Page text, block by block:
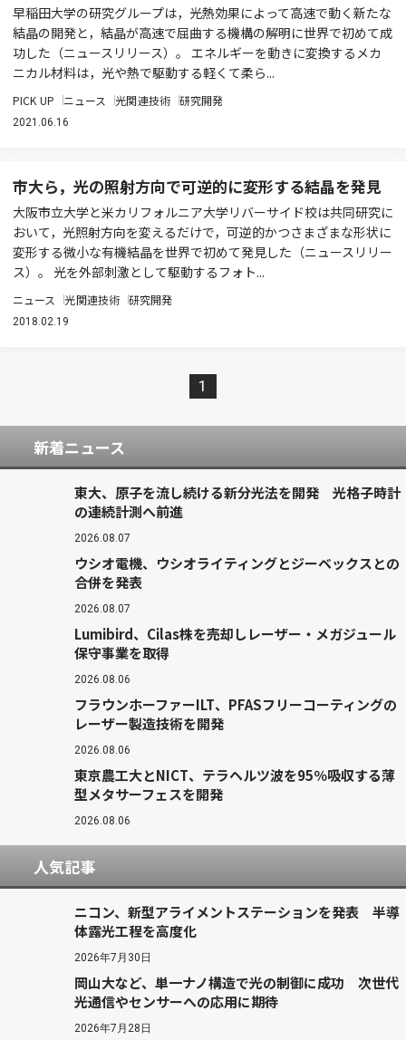
早稲田大学の研究グループは，光熱効果によって高速で動く新たな
結晶の開発と，結晶が高速で屈曲する機構の解明に世界で初めて成
功した（ニュースリリース）。 エネルギーを動きに変換するメカ
ニカル材料は，光や熱で駆動する軽くて柔ら...
PICK UP ニュース 光関連技術 研究開発
2021.06.16
市大ら，光の照射方向で可逆的に変形する結晶を発見
大阪市立大学と米カリフォルニア大学リバーサイド校は共同研究に
おいて，光照射方向を変えるだけで，可逆的かつさまざまな形状に
変形する微小な有機結晶を世界で初めて発見した（ニュースリリー
ス）。 光を外部刺激として駆動するフォト...
ニュース 光関連技術 研究開発
2018.02.19
1
新着ニュース
東大、原子を流し続ける新分光法を開発 光格子時計
の連続計測へ前進
2026.08.07
ウシオ電機、ウシオライティングとジーベックスとの
合併を発表
2026.08.07
Lumibird、Cilas株を売却しレーザー・メガジュール
保守事業を取得
2026.08.06
フラウンホーファーILT、PFASフリーコーティングの
レーザー製造技術を開発
2026.08.06
東京農工大とNICT、テラヘルツ波を95％吸収する薄
型メタサーフェスを開発
2026.08.06
人気記事
ニコン、新型アライメントステーションを発表 半導
体露光工程を高度化
2026年7月30日
岡山大など、単一ナノ構造で光の制御に成功 次世代
光通信やセンサーへの応用に期待
2026年7月28日